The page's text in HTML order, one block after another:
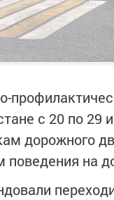
с 20 по
дорожного
на